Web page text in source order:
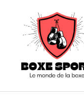
contenu